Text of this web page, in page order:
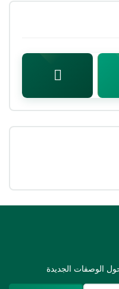
الوصفات الجديدة